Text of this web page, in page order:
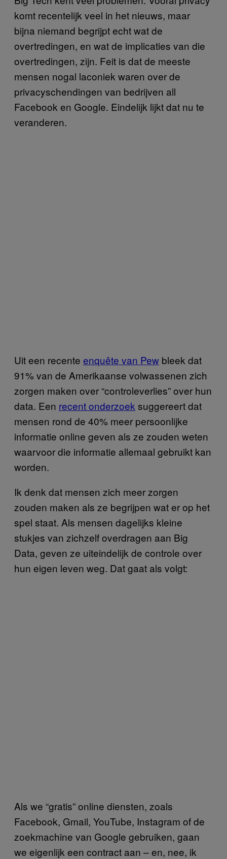
komt recentelijk veel in het nieuws, maar
bijna niemand begrijpt echt wat de
overtredingen, en wat de implicaties van die
overtredingen, zijn. Feit is dat de meeste
mensen nogal laconiek waren over de
privacyschendingen van bedrijven all
Facebook en Google. Eindelijk lijkt dat nu te
veranderen.
Uit een recente enquête van Pew bleek dat
91% van de Amerikaanse volwassenen zich
zorgen maken over “controleverlies” over hun
data. Een recent onderzoek suggereert dat
mensen rond de 40% meer persoonlijke
informatie online geven als ze zouden weten
waarvoor die informatie allemaal gebruikt kan
worden.
Ik denk dat mensen zich meer zorgen
zouden maken als ze begrijpen wat er op het
spel staat. Als mensen dagelijks kleine
stukjes van zichzelf overdragen aan Big
Data, geven ze uiteindelijk de controle over
hun eigen leven weg. Dat gaat als volgt:
Als we “gratis” online diensten, zoals
Facebook, Gmail, YouTube, Instagram of de
zoekmachine van Google gebruiken, gaan
we eigenlijk een contract aan – en, nee, ik